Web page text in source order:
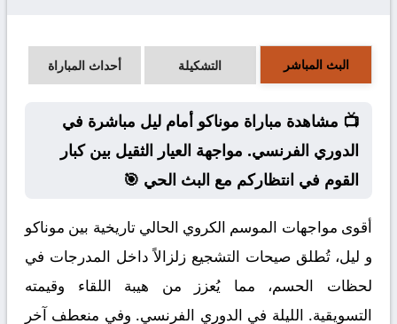
البث المباشر التشكيلة أحداث المباراة
📺 مشاهدة مباراة موناكو أمام ليل مباشرة في
الدوري الفرنسي. مواجهة العيار الثقيل بين كبار
القوم في انتظاركم مع البث الحي 🎯
أقوى مواجهات الموسم الكروي الحالي تاريخية بين موناكو
و ليل، تُطلق صيحات التشجيع زلزالاً داخل المدرجات في
لحظات الحسم، مما يُعزز من هيبة اللقاء وقيمته
التسويقية. الليلة في الدوري الفرنسي. وفي منعطف آخر